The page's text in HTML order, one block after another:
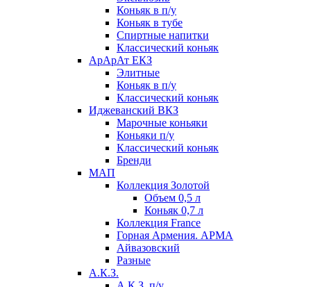
Коньяк в п/у
Коньяк в тубе
Спиртные напитки
Классический коньяк
АрАрАт ЕКЗ
Элитные
Коньяк в п/у
Классический коньяк
Иджеванский ВКЗ
Марочные коньяки
Коньяки п/у
Классический коньяк
Бренди
МАП
Коллекция Золотой
Объем 0,5 л
Коньяк 0,7 л
Коллекция France
Горная Армения. АРМА
Айвазовский
Разные
А.К.З.